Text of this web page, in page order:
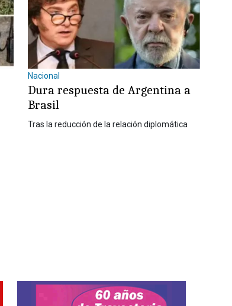
Nacional
Dura respuesta de Argentina a
Brasil
Tras la reducción de la relación diplomática